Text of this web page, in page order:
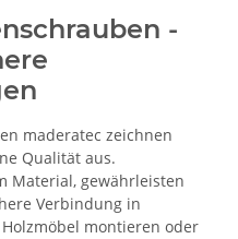
-
maderatec zeichnen
Qualität aus.
Material, gewährleisten
Verbindung in
montieren oder